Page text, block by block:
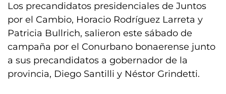
Los precandidatos presidenciales de Juntos
por el Cambio, Horacio Rodríguez Larreta y
Patricia Bullrich, salieron este sábado de
campaña por el Conurbano bonaerense junto
a sus precandidatos a gobernador de la
provincia, Diego Santilli y Néstor Grindetti.